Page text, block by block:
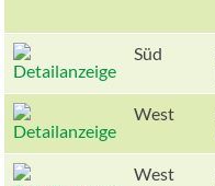
Süd
West
West